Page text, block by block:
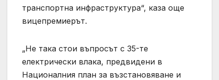
транспортна инфраструктура“, каза още
вицепремиерът.
„Не така стои въпросът с 35-те
електрически влака, предвидени в
Националния план за възстановяване и